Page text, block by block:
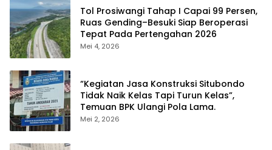
Tol Prosiwangi Tahap I Capai 99 Persen,
Ruas Gending–Besuki Siap Beroperasi
Tepat Pada Pertengahan 2026
Mei 4, 2026
“Kegiatan Jasa Konstruksi Situbondo
Tidak Naik Kelas Tapi Turun Kelas”,
Temuan BPK Ulangi Pola Lama.
Mei 2, 2026